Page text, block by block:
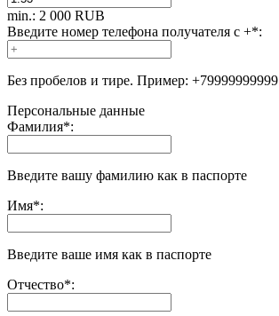
min.: 2 000 RUB
Введите номер телефона получателя с +*:
Без пробелов и тире. Пример: +79999999999
Персональные данные
Фамилия*:
Введите вашу фамилию как в паспорте
Имя*:
Введите ваше имя как в паспорте
Отчество*: